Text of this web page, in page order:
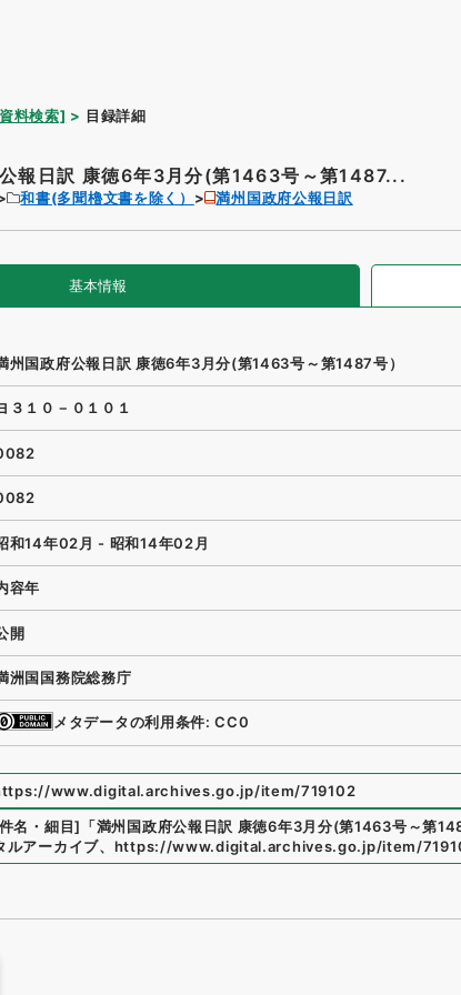
料検索] 目録詳細
報日訳 康徳6年3月分(第1463号～第1487...
和書(多聞櫓文書を除く） 満州国政府公報日訳
基本情報
州国政府公報日訳 康徳6年3月分(第1463号～第1487号）
３１０－０１０１
和14年02月 - 昭和14年02月
容年
開
洲国国務院総務庁
メタデータの利用条件: CC0
www.digital.archives.go.jp/item/719102
名・細目] 「満州国政府公報日訳 康徳6年3月分(第1463号～第
ルアーカイブ、 https://www.digital.archives.go.jp/item/